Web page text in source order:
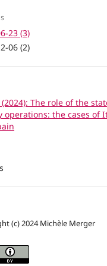
23 (3)
06 (2)
(2024): The role of the
operations: the cases of
(c) 2024 Michèle Merger